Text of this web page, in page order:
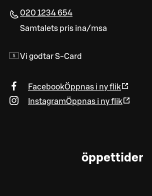
020 1234 654
Samtalets pris ina/msa
Vi godtar S-Card
FacebookÖppnas i ny flik
InstagramÖppnas i ny flik
öppettider